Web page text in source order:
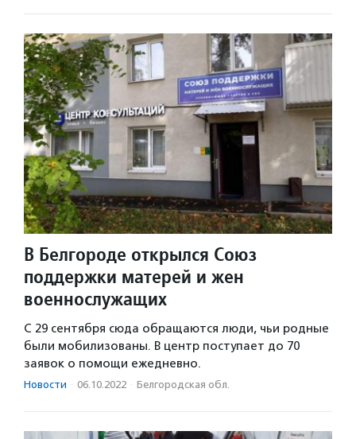
В Белгороде открылся Союз
поддержки матерей и жен
военнослужащих
С 29 сентября сюда обращаются люди, чьи родные
были мобилизованы. В центр поступает до 70
заявок о помощи ежедневно.
Новости · 06.10.2022 · Белгородская обл.